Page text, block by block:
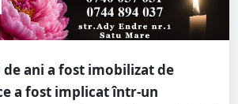
de ani a fost imobilizat de
a fost implicat într-un